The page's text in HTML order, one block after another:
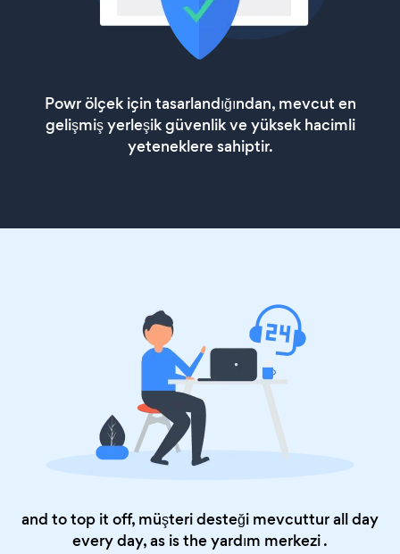
Powr ölçek için tasarlandığından, mevcut en
gelişmiş yerleşik güvenlik ve yüksek hacimli
yeteneklere sahiptir.
and to top it off, müşteri desteği mevcuttur all day
every day, as is theyardım merkezi.